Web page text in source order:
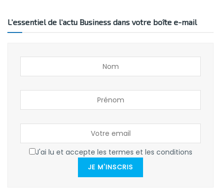
L’essentiel de l’actu Business dans votre boîte e-mail
J'ai lu et accepte les termes et les conditions
JE M'INSCRIS